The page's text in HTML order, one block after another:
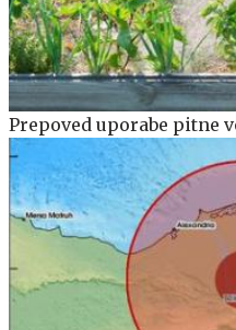
Prepoved uporabe pitne